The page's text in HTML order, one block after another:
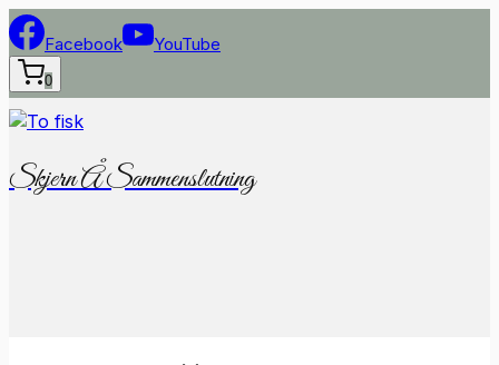
Fortsæt
til
indhold
Facebook YouTube
0
Skjern Å Sammenslutning